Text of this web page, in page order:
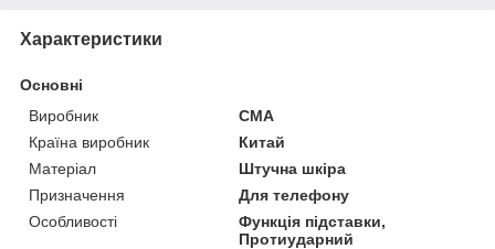
Характеристики
Основні
Виробник
CMA
Країна виробник
Китай
Матеріал
Штучна шкіра
Призначення
Для телефону
Особливості
Функція підставки,
Протиударний